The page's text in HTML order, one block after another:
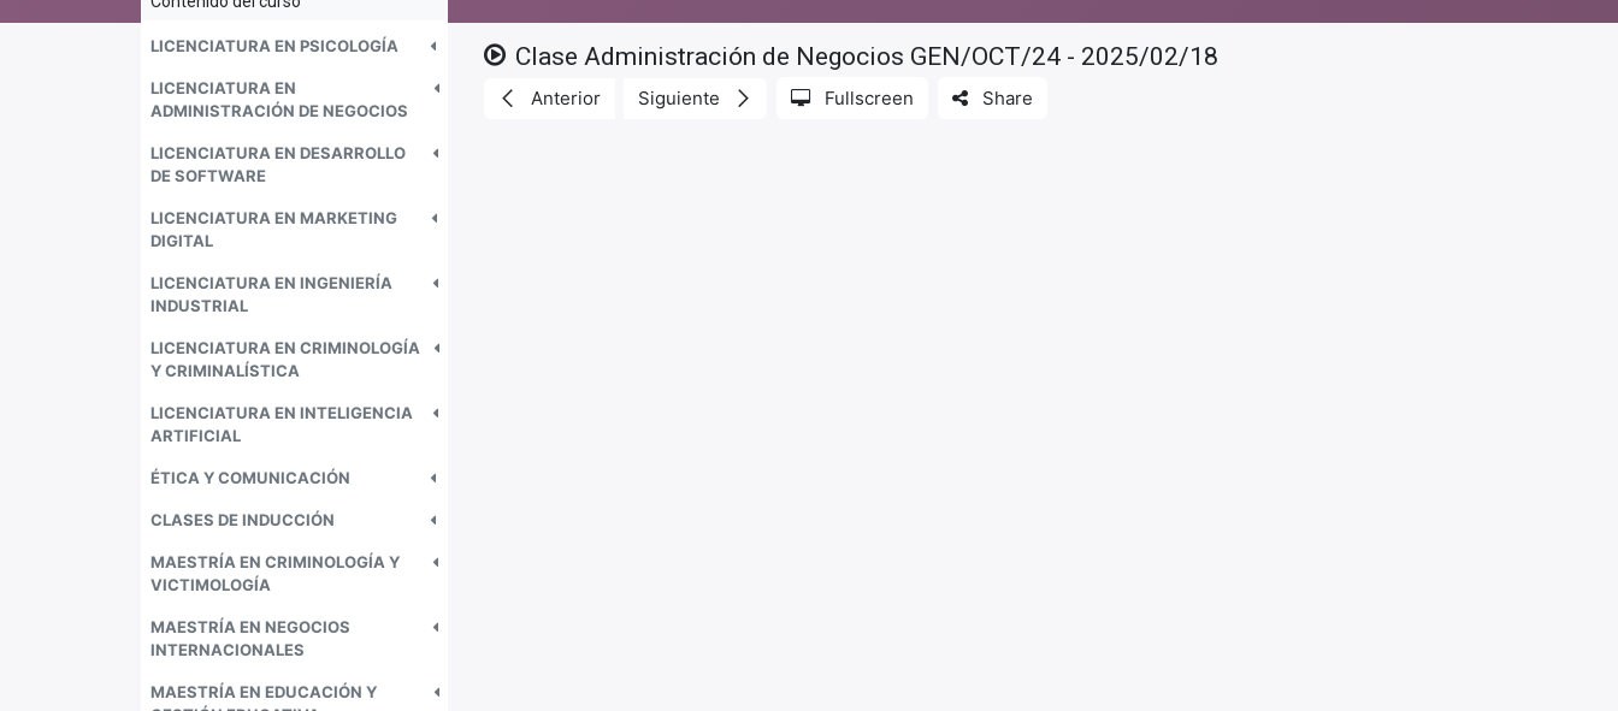
LICENCIATURA EN PSICOLOGÍA
LICENCIATURA EN
ADMINISTRACIÓN DE NEGOCIOS
LICENCIATURA EN DESARROLLO
DE SOFTWARE
LICENCIATURA EN MARKETING
DIGITAL
LICENCIATURA EN INGENIERÍA
INDUSTRIAL
LICENCIATURA EN CRIMINOLOGÍA
Y CRIMINALÍSTICA
LICENCIATURA EN INTELIGENCIA
ARTIFICIAL
ÉTICA Y COMUNICACIÓN
CLASES DE INDUCCIÓN
MAESTRÍA EN CRIMINOLOGÍA Y
VICTIMOLOGÍA
MAESTRÍA EN NEGOCIOS
INTERNACIONALES
MAESTRÍA EN EDUCACIÓN Y
Clase Administración de Negocios GEN/OCT/24 - 2025/02/18
Anterior Siguiente Fullscreen Share